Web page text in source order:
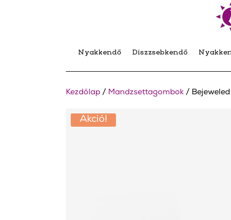
Nyakkendő Díszzsebkendő
Kezdőlap / Mandzsettagombok /
Akció!